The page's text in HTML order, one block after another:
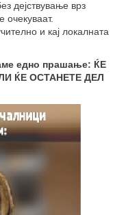
дејствување врз
очекуваат.
и кај локалната
едно прашање: ЌЕ
ЌЕ ОСТАНЕТЕ ДЕЛ